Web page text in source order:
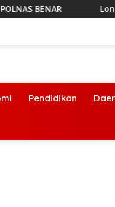
Londo
Pendidikan